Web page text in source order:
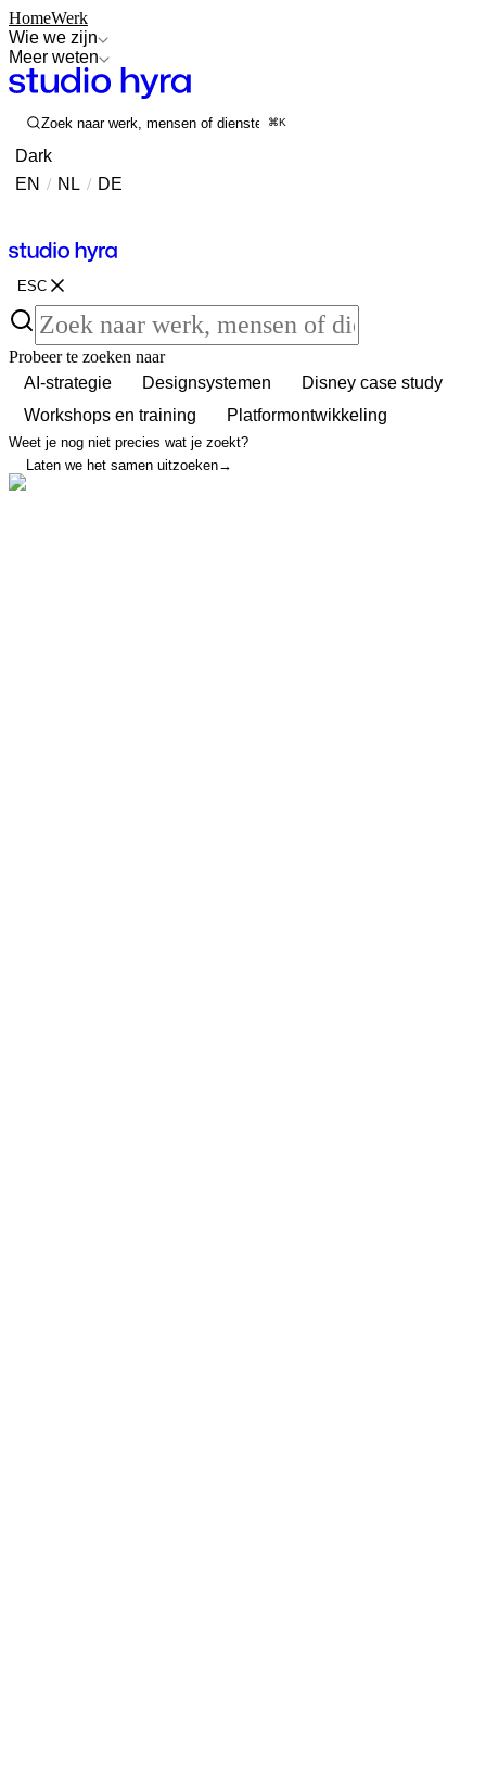
HomeWerk
Wie we zijn
Meer weten
Zoek naar werk, mensen of diensten⌘K
Dark
EN / NL / DE
ESC
Probeer te zoeken naar
AI-strategie
Designsystemen
Disney case study
Workshops en training
Platformontwikkeling
Weet je nog niet precies wat je zoekt?
Laten we het samen uitzoeken→